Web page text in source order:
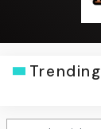
Trending